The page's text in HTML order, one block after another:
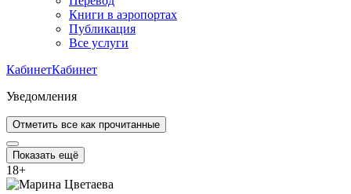
Книги в аэропортах
Публикация
Все услуги
КабинетКабинет
Уведомления
Отметить все как прочитанные
Показать ещё
18+